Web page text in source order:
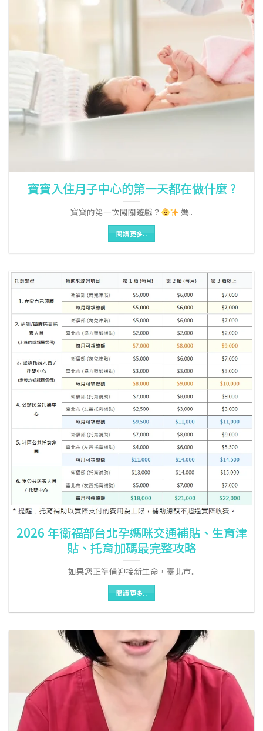
寶寶入住月子中心的第一天都在做什麼 ?
寶寶的第一次闖關遊戲？ 媽..
閱讀更多..
2026 年衛福部台北孕媽咪交通補貼、生育津
貼、托育加碼最完整攻略
如果您正準備迎接新生命，臺北市..
閱讀更多..